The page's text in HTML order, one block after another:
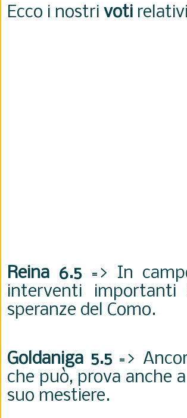
Ecco i nostri voti
Reina 6.5=> In
interventi
speranze del Como.
Goldaniga 5.5=>
che può, prova anche
suo mestiere.